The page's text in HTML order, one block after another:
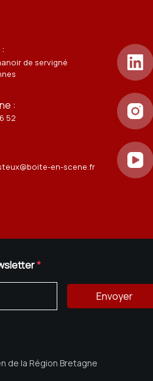
de servigné
:
52
en-scene.fr
*
de la Région Bretagne